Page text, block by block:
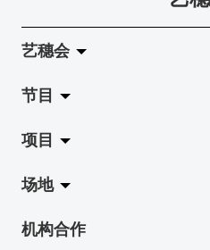
艺穗会
关于艺穗会
艺穗会的演化
使命与宗旨
艺穗会架构
节目
拉阔
展览
演出
项目
Jazz-Go-Central, Jazz-Go-
LPL
场地
陈丽玲划廊
机构合作